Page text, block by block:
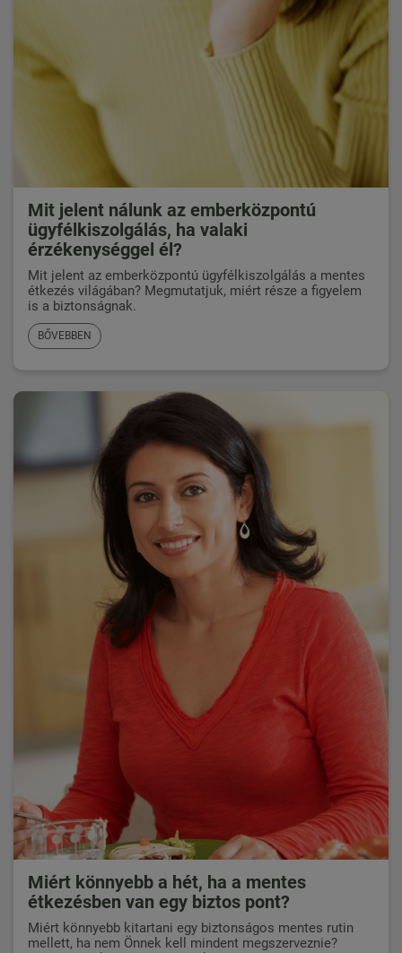
Mit jelent nálunk az emberközpontú
ügyfélkiszolgálás, ha valaki
érzékenységgel él?
Mit jelent az emberközpontú ügyfélkiszolgálás a mentes
étkezés világában? Megmutatjuk, miért része a figyelem
is a biztonságnak.
BŐVEBBEN
Miért könnyebb a hét, ha a mentes
étkezésben van egy biztos pont?
Miért könnyebb kitartani egy biztonságos mentes rutin
mellett, ha nem Önnek kell mindent megszerveznie?